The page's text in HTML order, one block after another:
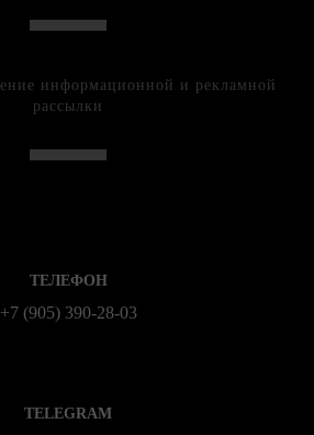
информационной и рекламной
рассылки
ТЕЛЕФОН
+7 (905) 390-28-03
TELEGRAM